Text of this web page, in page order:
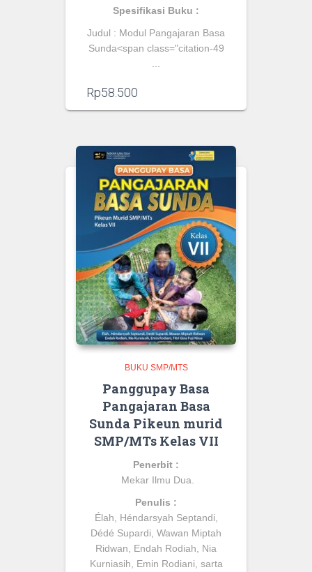
Spesifikasi Buku :
Judul : Modul Pangajaran Basa
Sunda<span class="citation-49
Rp58.500
BUKU SMP/MTS
Panggupay Basa
Pangajaran Basa
Sunda Pikeun murid
SMP/MTs Kelas VII
Penerbit :
Mekar Ilmu Dua.
Penulis :
Élah, Héndarsyah Septandi,
Dédé Supardi, Wawan Miptah
Ridwan, Endah Rodiah, Nia
Kurniasih, Emin Rodiani, sarta